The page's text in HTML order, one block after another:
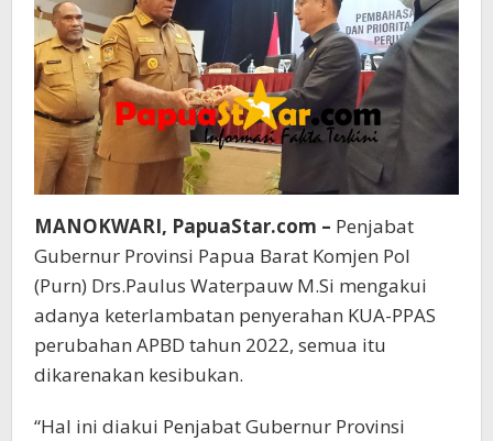
MANOKWARI, PapuaStar.com – Penjabat
Gubernur Provinsi Papua Barat Komjen Pol
(Purn) Drs.Paulus Waterpauw M.Si mengakui
adanya keterlambatan penyerahan KUA-PPAS
perubahan APBD tahun 2022, semua itu
dikarenakan kesibukan.
“Hal ini diakui Penjabat Gubernur Provinsi